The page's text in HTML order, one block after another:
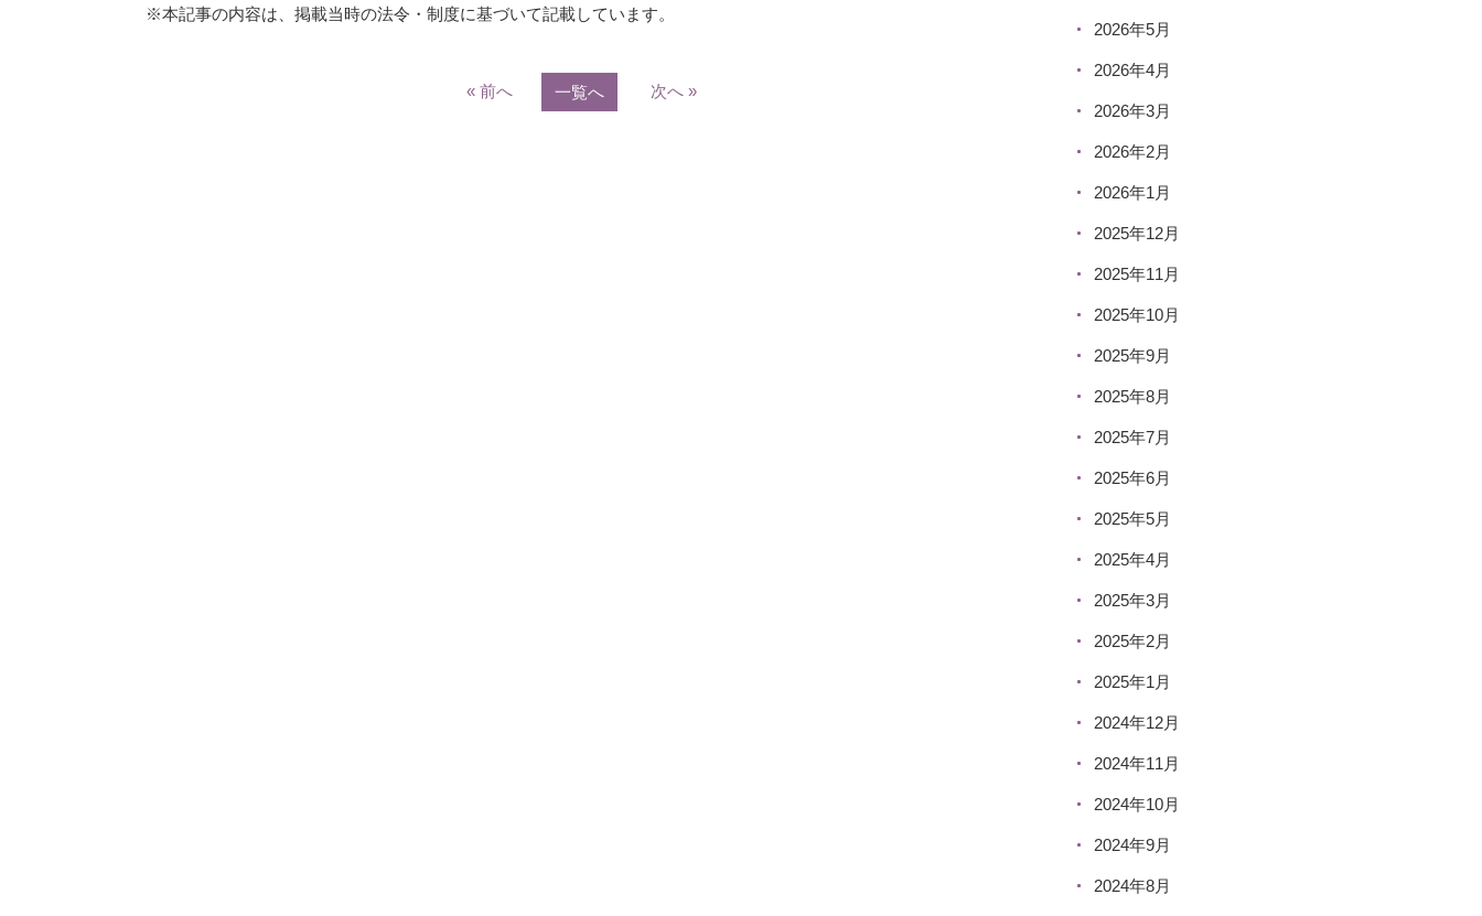
※本記事の内容は、掲載当時の法令・制度に基づいて記載しています。
« 前へ 一覧へ 次へ »
2026年5月
2026年4月
2026年3月
2026年2月
2026年1月
2025年12月
2025年11月
2025年10月
2025年9月
2025年8月
2025年7月
2025年6月
2025年5月
2025年4月
2025年3月
2025年2月
2025年1月
2024年12月
2024年11月
2024年10月
2024年9月
2024年8月